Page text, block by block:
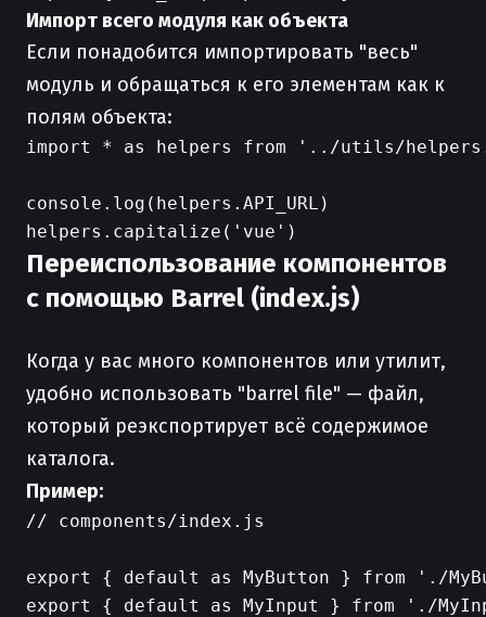
Импорт всего модуля как объекта
Если понадобится импортировать "весь"
модуль и обращаться к его элементам как к
полям объекта:
import * as helpers from '../utils/
console.log(helpers.API_URL)
Переиспользование компонентов
с помощью Barrel (index.js)
Когда у вас много компонентов или утилит,
удобно использовать "barrel file" — файл,
который реэкспортирует всё содержимое
каталога.
Пример:
// components/index.js
export { default as MyButton } from './
export { default as MyInput } from './